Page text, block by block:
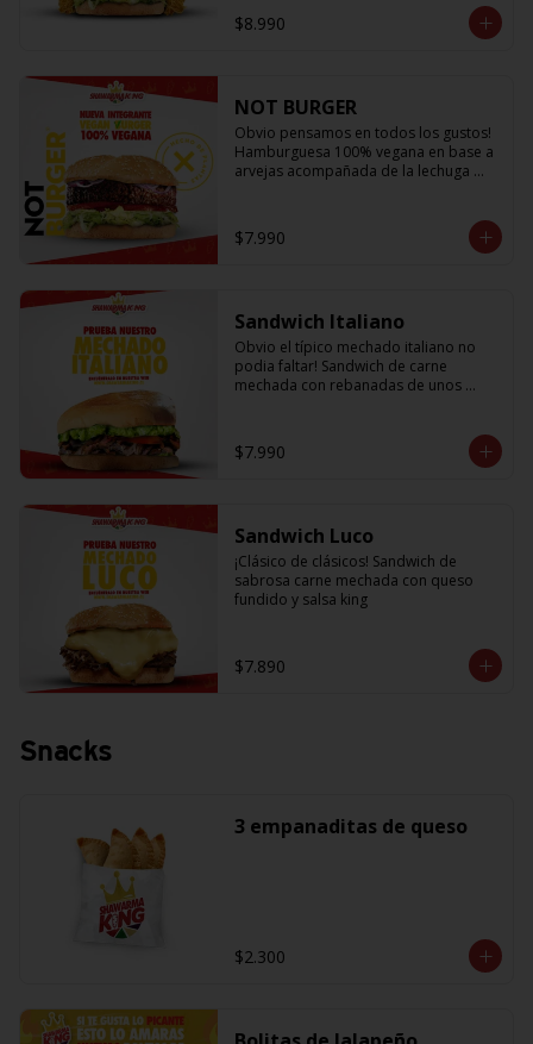
queso fundido, crujientes papitas hilo
y salsa king... Uff es pero ¡E-X-Q-U-I-S-I-
$8.990
NOT BURGER
Obvio pensamos en todos los gustos!
Hamburguesa 100% vegana en base a
arvejas acompañada de la lechuga
toque crujiente y Not Mayo
$7.990
Sandwich Italiano
Obvio el típico mechado italiano no
podia faltar! Sandwich de carne
mechada con rebanadas de unos
que probaras y para darle el toque
una sutil salsa king 👑
$7.990
Sandwich Luco
¡Clásico de clásicos! Sandwich de
sabrosa carne mechada con queso
fundido y salsa king
$7.890
Snacks
3 empanaditas de queso
$2.300